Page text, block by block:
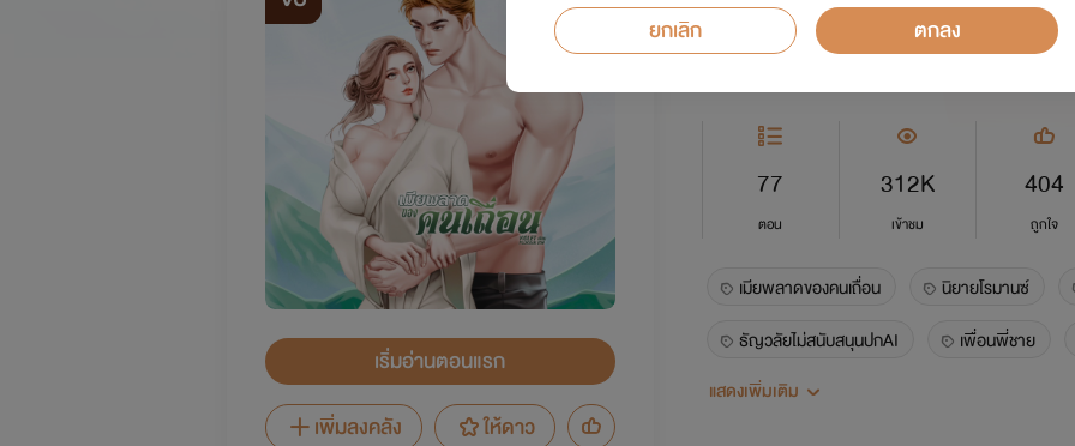
เริ่มอ่านตอนแรก
เพิ่มลงคลัง
ให้ดาว
อีโรติก
77
ตอน
312K
เข้าชม
404
ถูกใจ
เมียพลาดของคนเถื่อน นิยายโรมานซ์
ธัญวลัยไม่สนับสนุนปกAI
เพื่อนพี่ชาย
violet/กระดาษม่วง
แสดงเพิ่มเติม
ยกเลิก ตกลง